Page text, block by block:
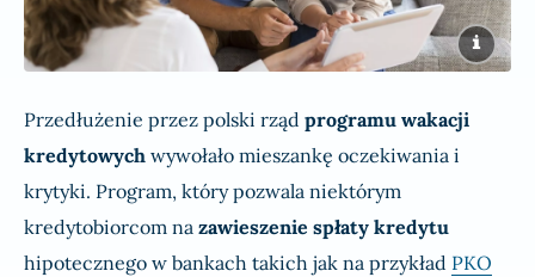
Przedłużenie przez polski rząd programu wakacji
kredytowych wywołało mieszankę oczekiwania i
krytyki. Program, który pozwala niektórym
kredytobiorcom na zawieszenie spłaty kredytu
hipotecznego w bankach takich jak na przykład PKO